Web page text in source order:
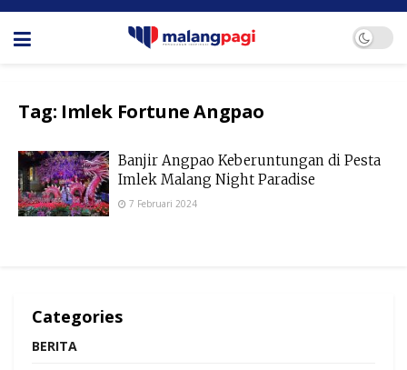
Tag: Imlek Fortune Angpao
Banjir Angpao Keberuntungan di Pesta
Imlek Malang Night Paradise
7 Februari 2024
Categories
BERITA